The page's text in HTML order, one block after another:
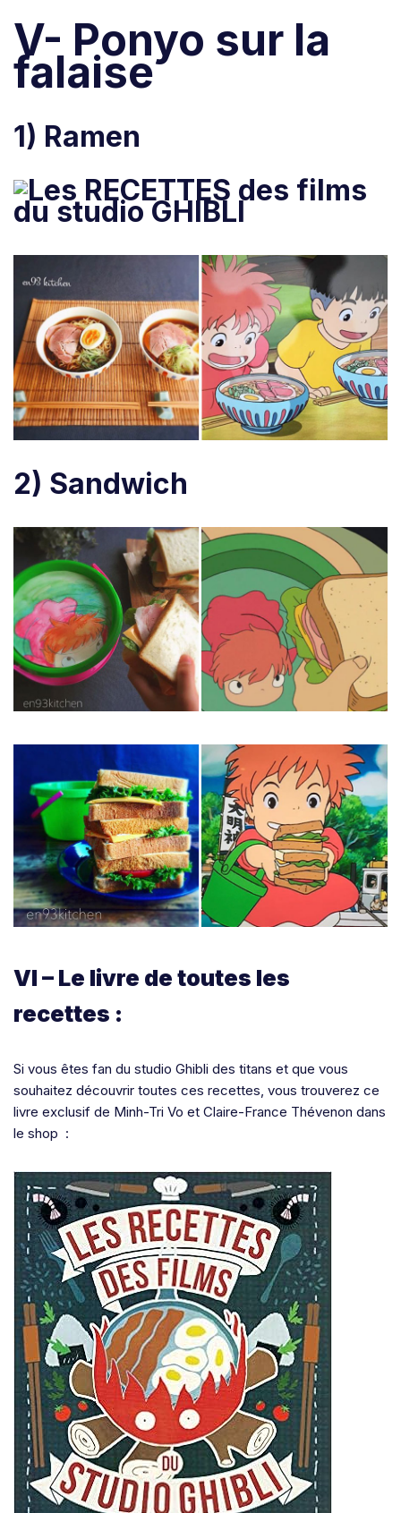
V- Ponyo sur la
falaise
1) Ramen
2) Sandwich
VI – Le livre de toutes les
recettes :
Si vous êtes fan du studio Ghibli des titans et que vous
souhaitez découvrir toutes ces recettes, vous trouverez ce
livre exclusif de Minh-Tri Vo et Claire-France Thévenon dans
le shop :